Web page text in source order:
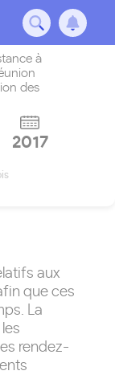
à
des
2017
aux
que ces
La
rendez-